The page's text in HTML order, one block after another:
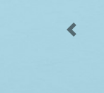
Previous